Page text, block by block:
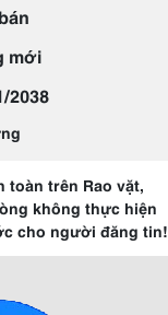
mới
2038
toàn trên Rao vặt,
không thực hiện
cho người đăng tin!